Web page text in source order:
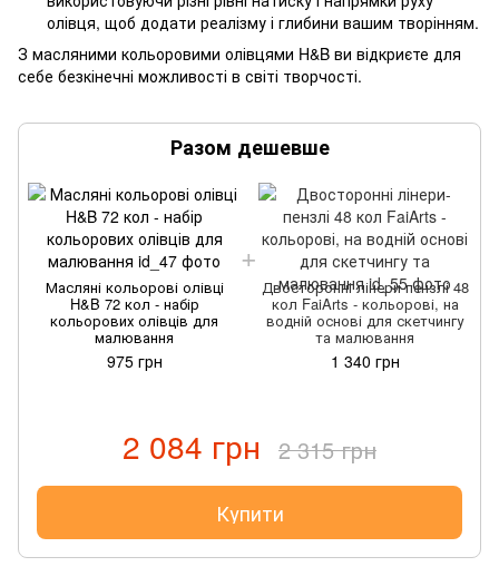
олівця, щоб додати реалізму і глибини вашим творінням.
З масляними кольоровими олівцями H&B ви відкриєте для
себе безкінечні можливості в світі творчості.
Разом дешевше
Масляні кольорові олівці
H&B 72 кол - набір
кольорових олівців для
малювання
975 грн
Двосторонні лінери-пензлі 48
кол FaiArts - кольорові, на
водній основі для скетчингу
та малювання
1 340 грн
2 084 грн 2 315 грн
Купити